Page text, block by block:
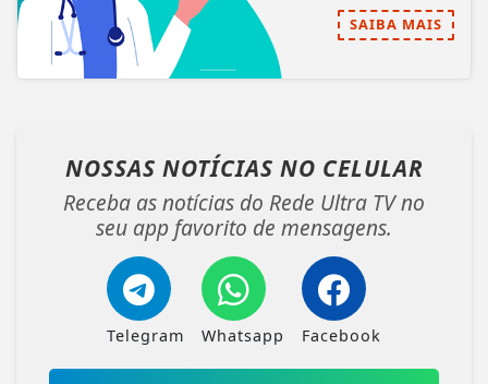
SAIBA MAIS
NOSSAS NOTÍCIAS NO CELULAR
Receba as notícias do Rede Ultra TV no
seu app favorito de mensagens.
Telegram Whatsapp Facebook